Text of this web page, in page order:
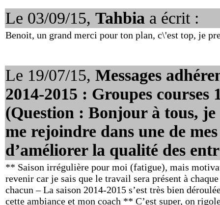
Le 03/09/15, Tahbia a écrit :
Benoit, un grand merci pour ton plan, c\'est top, je
Le 19/07/15, Messages
2014-2015 : Groupes courses
(Question : Bonjour à tous, je
me rejoindre dans une de
d’améliorer la qualité des
** Saison irrégulière pour moi (fatigue), mais
revenir car je sais que le travail sera présent à
chacun – La saison 2014-2015 s’est très bien
cette ambiance et mon coach ** C’est super, on